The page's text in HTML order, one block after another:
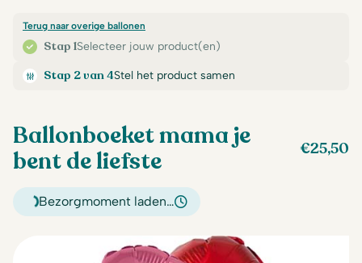
Stap 1Selecteer jouw product(en)
Terug naar overige ballonen
Stap 2 van 4Stel het product samen
Ballonboeket mama je
bent de liefste
€25,50
Bezorgmoment laden…